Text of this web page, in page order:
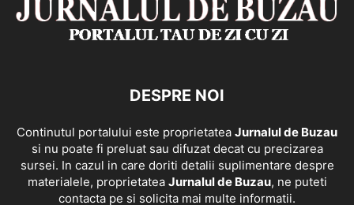
DESPRE NOI
Continutul portalului este proprietatea Jurnalul de Buzau
si nu poate fi preluat sau difuzat decat cu precizarea
sursei. In cazul in care doriti detalii suplimentare despre
materialele, proprietatea Jurnalul de Buzau, ne puteti
contacta pe si solicita mai multe informatii.